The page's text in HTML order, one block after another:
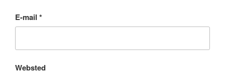
E-mail *
Websted